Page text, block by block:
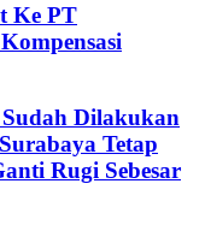
Ke PT
Dilakukan
Tetap
Rugi Sebesar